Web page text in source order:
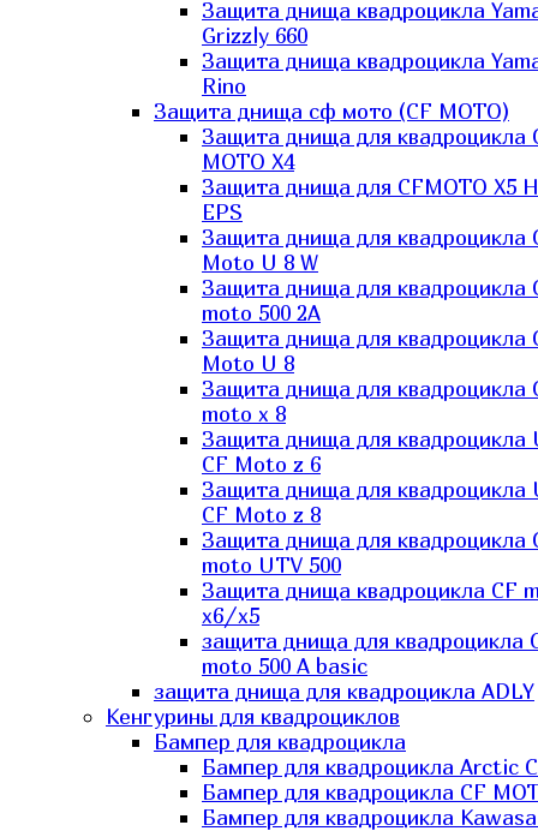
Защита днища квадроцикла
Grizzly 660
Защита днища квадроцикла
Rino
Защита днища сф мото (CF MOTO)
Защита днища для квадроцикла
MOTO X4
Защита днища для CFMOTO X5
EPS
Защита днища для квадроцикла
Moto U 8 W
Защита днища для квадроцикла
moto 500 2A
Защита днища для квадроцикла
Moto U 8
Защита днища для квадроцикла
moto x 8
Защита днища для квадроцикла
CF Moto z 6
Защита днища для квадроцикла
CF Moto z 8
Защита днища для квадроцикла
moto UTV 500
Защита днища квадроцикла СF
x6/x5
защита днища для квадроцикла
moto 500 A basic
защита днища для квадроцикла ADLY
Кенгурины для квадроциклов
Бампер для квадроцикла
Бампер для квадроцикла Arctic
Бампер для квадроцикла CF
Бампер для квадроцикла